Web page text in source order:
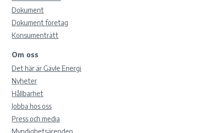
Dokument
Dokument företag
Konsumenträtt
Om oss
Det här är Gävle Energi
Nyheter
Hållbarhet
Jobba hos oss
Press och media
Myndighetsärenden